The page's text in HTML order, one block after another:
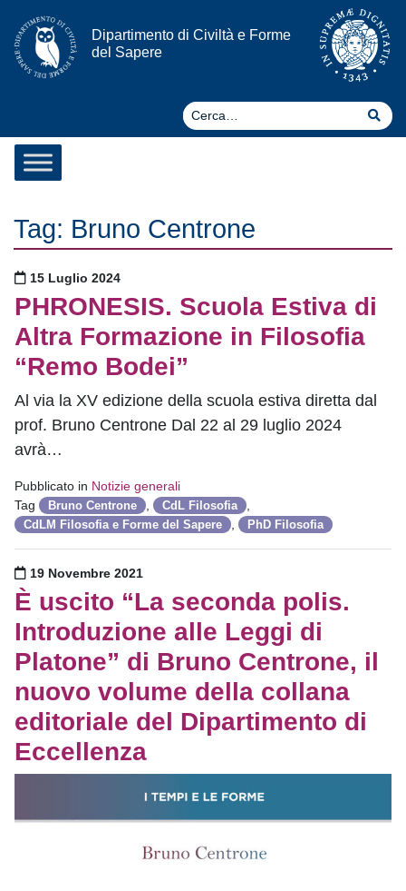
Vai al contenuto
Dipartimento di Civiltà e Forme
del Sapere
Tag: Bruno Centrone
Pubblicato il
15 Luglio 2024
PHRONESIS. Scuola Estiva di
Altra Formazione in Filosofia
“Remo Bodei”
Al via la XV edizione della scuola estiva diretta dal
prof. Bruno Centrone Dal 22 al 29 luglio 2024
avrà…
Pubblicato in Notizie generali
Tag
Bruno Centrone CdL Filosofia
CdLM Filosofia e Forme del Sapere PhD Filosofia
Pubblicato il
19 Novembre 2021
È uscito “La seconda polis.
Introduzione alle Leggi di
Platone” di Bruno Centrone, il
nuovo volume della collana
editoriale del Dipartimento di
Eccellenza